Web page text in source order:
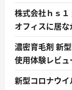
株式会社ｈｓ
オフィスに居な
濃密育毛剤 新型
使用体験レビュ
新型コロナウ